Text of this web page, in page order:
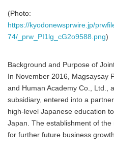
(Photo:
https://kyodonewsprwire.jp/
74/_prw_PI1lg_cG2o9588.png)
Background and Purpose of
In November 2016, Magsaysay
and Human Academy Co., Ltd.,
subsidiary, entered into a
high-level Japanese education
Japan. The establishment of
for further future business